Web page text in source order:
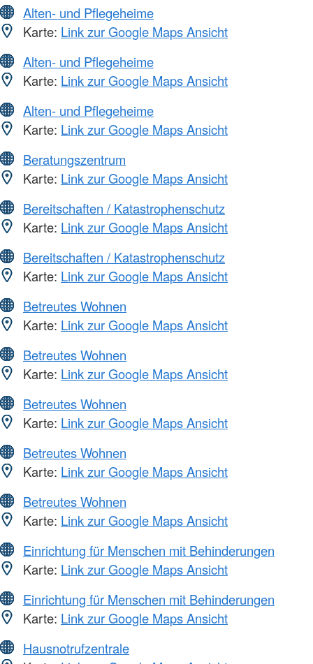
Alten- und Pflegeheime
Karte: Link zur Google Maps Ansicht
Alten- und Pflegeheime
Karte: Link zur Google Maps Ansicht
Alten- und Pflegeheime
Karte: Link zur Google Maps Ansicht
Beratungszentrum
Karte: Link zur Google Maps Ansicht
Bereitschaften / Katastrophenschutz
Karte: Link zur Google Maps Ansicht
Bereitschaften / Katastrophenschutz
Karte: Link zur Google Maps Ansicht
Betreutes Wohnen
Karte: Link zur Google Maps Ansicht
Betreutes Wohnen
Karte: Link zur Google Maps Ansicht
Betreutes Wohnen
Karte: Link zur Google Maps Ansicht
Betreutes Wohnen
Karte: Link zur Google Maps Ansicht
Betreutes Wohnen
Karte: Link zur Google Maps Ansicht
Einrichtung für Menschen mit Behinderungen
Karte: Link zur Google Maps Ansicht
Einrichtung für Menschen mit Behinderungen
Karte: Link zur Google Maps Ansicht
Hausnotrufzentrale